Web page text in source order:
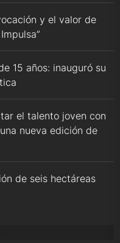
y el valor de
15 años: inauguró su
el talento joven con
nueva edición de
de seis hectáreas